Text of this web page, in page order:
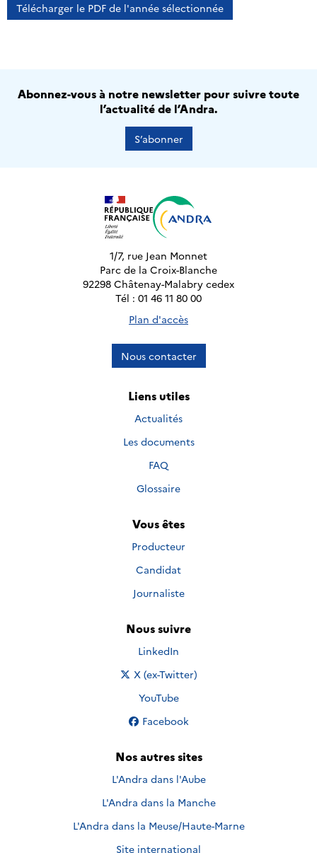
Télécharger le PDF de l'année sélectionnée
Abonnez-vous à notre newsletter pour suivre toute
l’actualité de l’Andra.
S’abonner
1/7, rue Jean Monnet
Parc de la Croix-Blanche
92298 Châtenay-Malabry cedex
Tél : 01 46 11 80 00
Plan d'accès
Nous contacter
Liens utiles
Actualités
Les documents
FAQ
Glossaire
Vous êtes
Producteur
Candidat
Journaliste
Nous suivre
Nous suivre sur
LinkedIn
Nous suivre sur
X (ex-Twitter)
Nous suivre sur
YouTube
Nous suivre sur
Facebook
Nos autres sites
L'Andra dans l'Aube
L'Andra dans la Manche
L'Andra dans la Meuse/Haute-Marne
Site international